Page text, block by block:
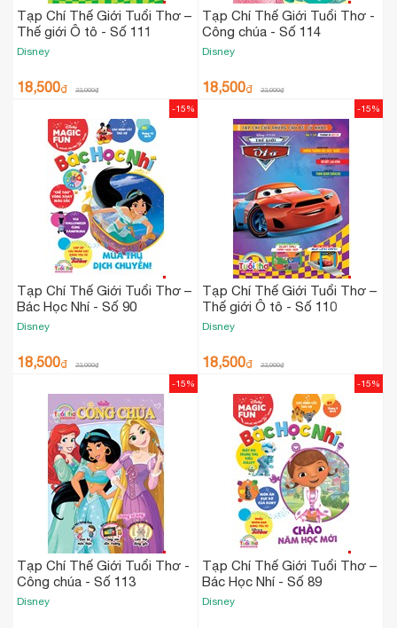
Tạp Chí Thế Giới Tuổi Thơ –
Thế giới Ô tô - Số 111
Disney
18,500₫ 22,000₫
Tạp Chí Thế Giới Tuổi Thơ -
Công chúa - Số 114
Disney
18,500₫ 22,000₫
Tạp Chí Thế Giới Tuổi Thơ –
Bác Học Nhí - Số 90
Disney
18,500₫ 22,000₫
-15%
Tạp Chí Thế Giới Tuổi Thơ –
Thế giới Ô tô - Số 110
Disney
18,500₫ 22,000₫
-15%
Tạp Chí Thế Giới Tuổi Thơ -
Công chúa - Số 113
Disney
-15%
Tạp Chí Thế Giới Tuổi Thơ –
Bác Học Nhí - Số 89
Disney
-15%